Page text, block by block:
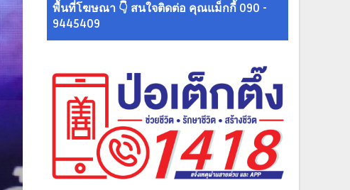
พื้นที่โฆษณา 👇 สนใจติดต่อ คุณแม็กกี้ 090 -
9445409